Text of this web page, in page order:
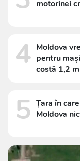
motorinei
4 Moldova
pentru
costă 1,2
5 Țara în
Moldova